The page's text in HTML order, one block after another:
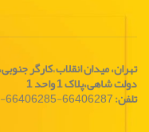
تهران، ميدان انقلاب،کارگر
دولت شاهی،پلاک 1 واحد 1
تلفن:66406287-66406285-021